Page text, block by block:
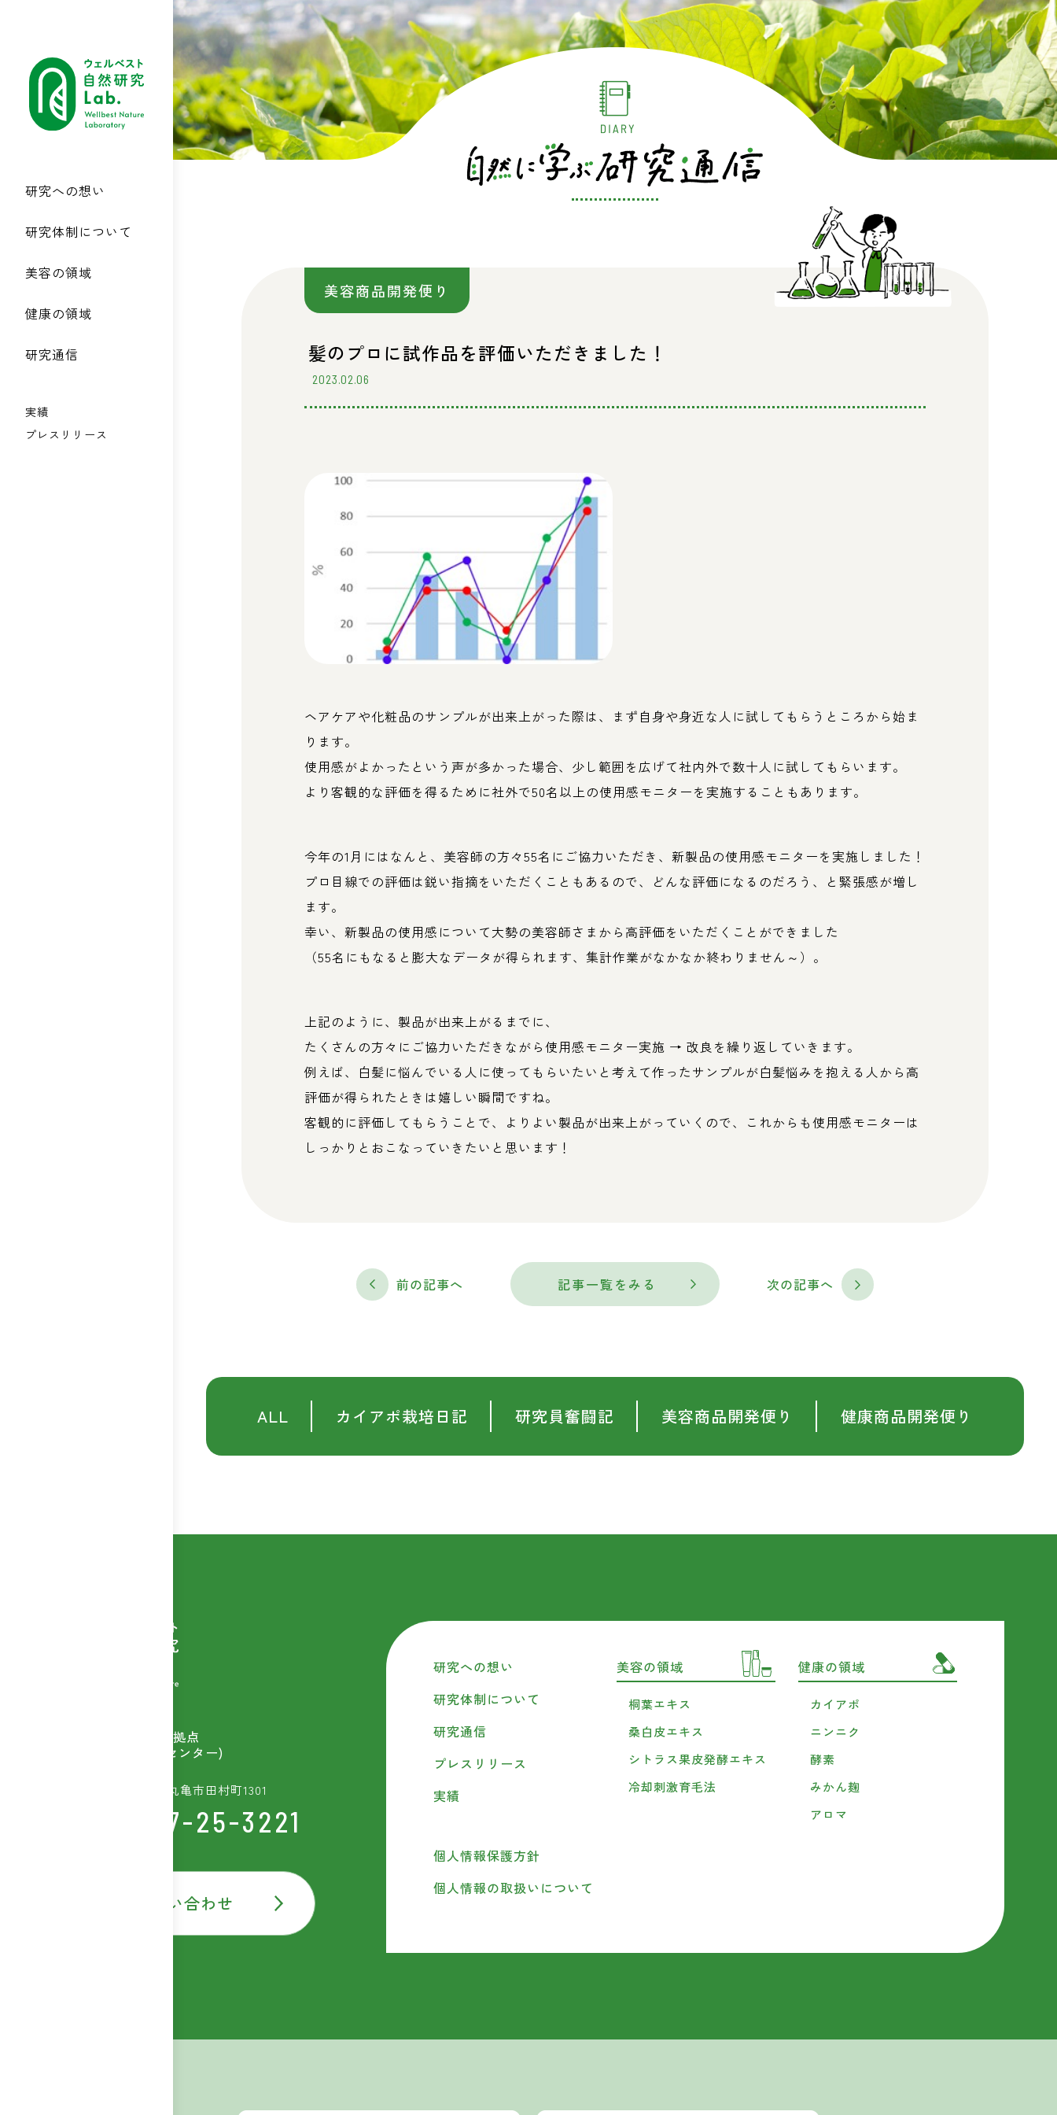
研究への想い
研究体制について
美容の領域
健康の領域
研究通信
実績
プレスリリース
美容商品開発便り
髪のプロに試作品を評価いただきました！
2023.02.06
ヘアケアや化粧品のサンプルが出来上がった際は、まず自身や身近な人に試してもらうところから始ま
ります。
使用感がよかったという声が多かった場合、少し範囲を広げて社内外で数十人に試してもらいます。
より客観的な評価を得るために社外で50名以上の使用感モニターを実施することもあります。
今年の1月にはなんと、美容師の方々55名にご協力いただき、新製品の使用感モニターを実施しました！
プロ目線での評価は鋭い指摘をいただくこともあるので、どんな評価になるのだろう、と緊張感が増し
ます。
幸い、新製品の使用感について大勢の美容師さまから高評価をいただくことができました
（55名にもなると膨大なデータが得られます、集計作業がなかなか終わりません～）。
上記のように、製品が出来上がるまでに、
たくさんの方々にご協力いただきながら使用感モニター実施 → 改良を繰り返していきます。
例えば、白髪に悩んでいる人に使ってもらいたいと考えて作ったサンプルが白髪悩みを抱える人から高
評価が得られたときは嬉しい瞬間ですね。
客観的に評価してもらうことで、よりよい製品が出来上がっていくので、これからも使用感モニターは
しっかりとおこなっていきたいと思います！
前の記事へ 記事一覧をみる 次の記事へ
ALL カイアポ栽培日記 研究員奮闘記 美容商品開発便り 健康商品開発便り
ウェルベストの開発拠点
(富士産業研究開発センター)
〒763-8603 香川県丸亀市田村町1301
TEL:0877-25-3221
お問い合わせ
研究への想い
研究体制について
研究通信
プレスリリース
実績
個人情報保護方針
個人情報の取扱いについて
美容の領域
桐葉エキス
桑白皮エキス
シトラス果皮発酵エキス
冷却刺激育毛法
健康の領域
カイアポ
ニンニク
酵素
みかん麹
アロマ